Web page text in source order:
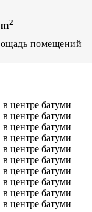
m2
помещений